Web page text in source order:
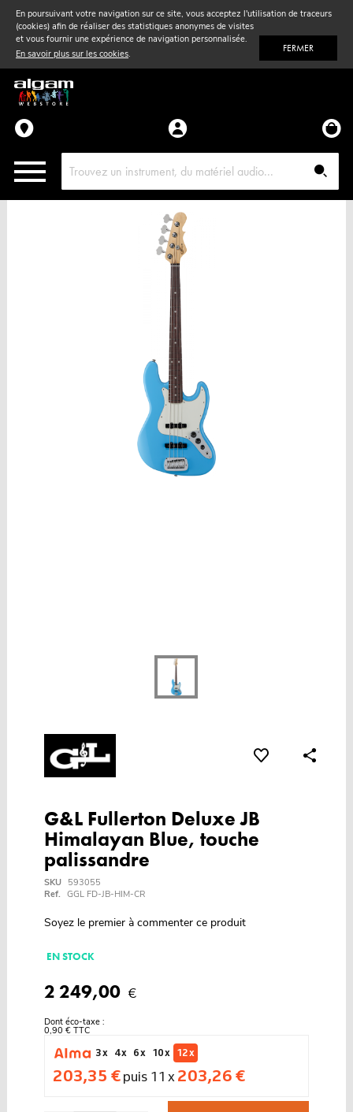
En poursuivant votre navigation sur ce site, vous acceptez l'utilisation de traceurs
(cookies) afin de réaliser des statistiques anonymes de visites
et vous fournir une expérience de navigation personnalisée.
En savoir plus sur les cookies. FERMER
Vent& Violon
Accessoires
Pièces détachées
G&L Fullerton Deluxe JB
Himalayan Blue, touche
palissandre
SKU
593055
Ref. GGL FD-JB-HIM-CR
Soyez le premier à commenter ce produit
EN STOCK
2 249,00 €
Dont éco-taxe :
0,90 € TTC
3 x
4 x 6 x 10 x 12 x
203,35 €puis 11 x 203,26 €